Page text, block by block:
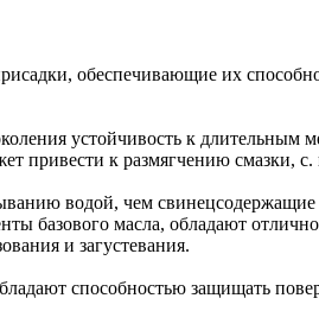
обеспечивающие их
устойчивость к длительным
привести к размягчению
водой, чем
базового масла, обладают
и загустевания.
способностью защищать